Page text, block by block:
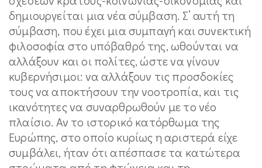
δημιουργείται μια νέα σύμβαση. Σ’ αυτή τη
σύμβαση, που έχει μια συμπαγή και συνεκτική
φιλοσοφία στο υπόβαθρό της, ωθούνται να
αλλάξουν και οι πολίτες, ώστε να γίνουν
κυβερνήσιμοι: να αλλάξουν τις προσδοκίες
τους να αποκτήσουν την νοοτροπία, και τις
ικανότητες να συναρθρωθούν με το νέο
πλαίσιο. Αν το ιστορικό κατόρθωμα της
Ευρώπης, στο οποίο κυρίως η αριστερά είχε
συμβάλει, ήταν ότι απέσπασε τα κατώτερα